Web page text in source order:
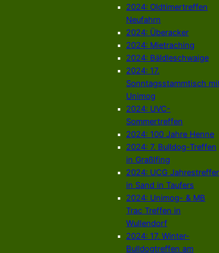
2024: Oldtimertreffen
Neufahrn
2024: Überacker
2024: Mietraching
2024: Bäldleschwaige
2024: 17.
Sonntagsstammtisch
Unimog
2024: UVC-
Sommertreffen
2024: 100 Jahre Henne
2024: 7. Bulldog-Treffen
in Graßlfing
2024: UCG
in Sand in Taufers
2024: Unimog- & MB
Trac Treffen in
Wullendorf
2024: 17. Winter-
Bulldogtreffen am